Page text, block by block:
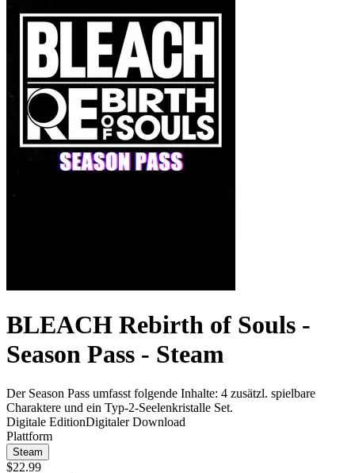
BLEACH Rebirth of Souls -
Season Pass - Steam
Der Season Pass umfasst folgende Inhalte: 4 zusätzl. spielbare
Charaktere und ein Typ-2-Seelenkristalle Set.
Digitale EditionDigitaler Download
Plattform
Steam
$22.99